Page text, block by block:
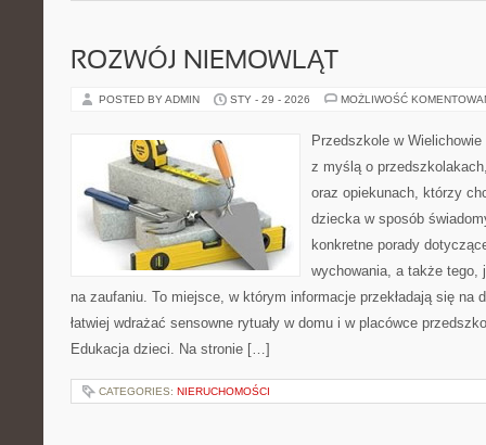
ROZWÓJ NIEMOWLĄT
POSTED BY ADMIN STY - 29 - 2026 MOŻLIWOŚĆ
Przedszkole w
z myślą o
oraz opiekunach, którzy
dziecka w sposób
konkretne porady
wychowania, a także tego,
na zaufaniu. To miejsce, w którym informacje przekładają się na
łatwiej wdrażać sensowne rytuały w domu i w placówce
Edukacja dzieci. Na stronie […]
CATEGORIES: NIERUCHOMOŚCI